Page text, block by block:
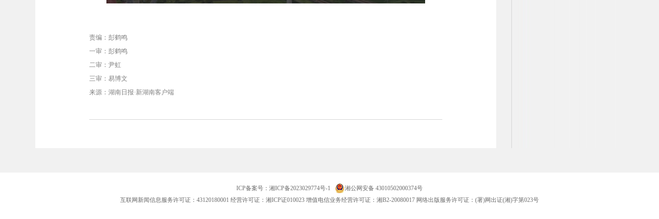
责编：彭鹤鸣
一审：彭鹤鸣
二审：尹虹
三审：易博文
来源：湖南日报·新湖南客户端
ICP备案号： 湘ICP备2023029774号-1
湘公网安备 43010502000374号
互联网新闻信息服务许可证：43120180001 经营许可证：湘ICP证010023 增值电信业务经营许可证：湘B2-20080017 网络出版服务许可证：(署)网出证(湘)字第023号